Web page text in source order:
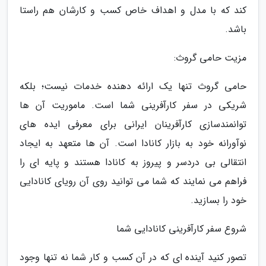
کند که با مدل و اهداف خاص کسب و کارشان هم راستا
باشد.
مزیت حامی گروث:
حامی گروث تنها یک ارائه دهنده خدمات نیست؛ بلکه
شریکی در سفر کارآفرینی شما است. ماموریت آن ها
توانمندسازی کارآفرینان ایرانی برای معرفی ایده های
نوآورانه خود به بازار کانادا است. آن ها متعهد به ایجاد
انتقالی بی دردسر و پیروز به کانادا هستند و پایه ای را
فراهم می نمایند که شما می توانید روی آن رویای کانادایی
خود را بسازید.
شروع سفر کارآفرینی کانادایی شما
تصور کنید آینده ای که در آن کسب و کار شما نه تنها وجود